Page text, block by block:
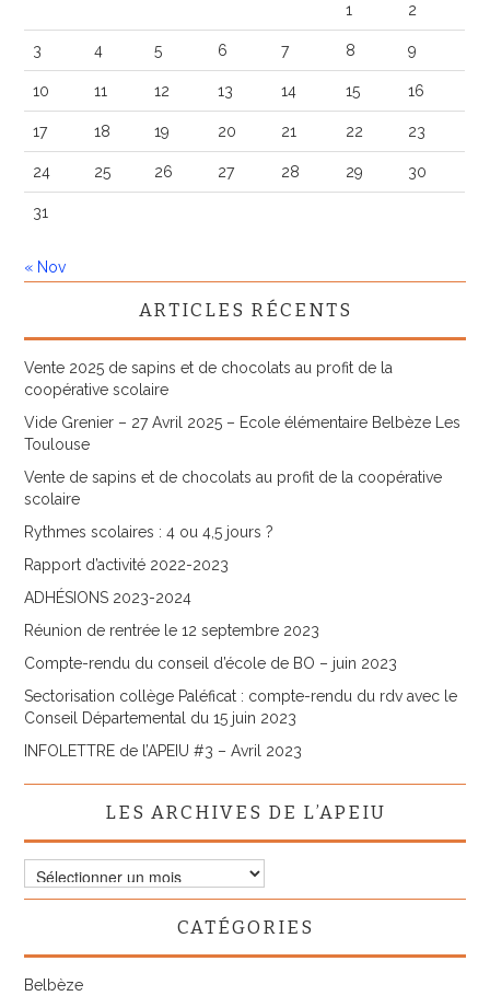
1 2
3 4 5 6 7 8 9
10 11 12 13 14 15 16
17 18 19 20 21 22 23
24 25 26 27 28 29 30
31
« Nov
ARTICLES RÉCENTS
Vente 2025 de sapins et de chocolats au profit de la
coopérative scolaire
Vide Grenier – 27 Avril 2025 – Ecole élémentaire Belbèze Les
Toulouse
Vente de sapins et de chocolats au profit de la coopérative
scolaire
Rythmes scolaires : 4 ou 4,5 jours ?
Rapport d’activité 2022-2023
ADHÉSIONS 2023-2024
Réunion de rentrée le 12 septembre 2023
Compte-rendu du conseil d’école de BO – juin 2023
Sectorisation collège Paléficat : compte-rendu du rdv avec le
Conseil Départemental du 15 juin 2023
INFOLETTRE de l’APEIU #3 – Avril 2023
LES ARCHIVES DE L’APEIU
Les
archives
CATÉGORIES
Belbèze